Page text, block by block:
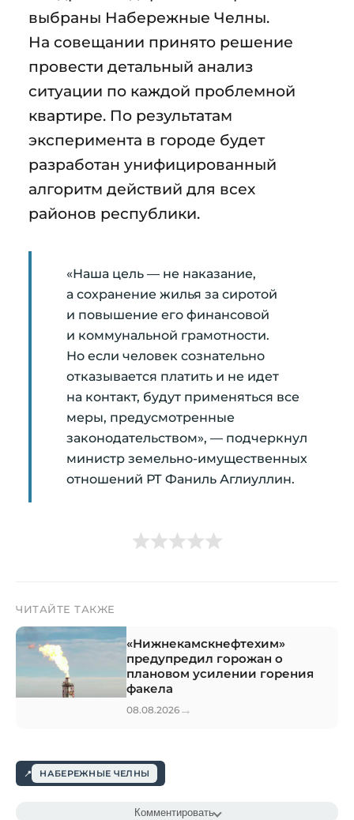
выбраны Набережные Челны.
На совещании принято решение
провести детальный анализ
ситуации по каждой проблемной
квартире. По результатам
эксперимента в городе будет
разработан унифицированный
алгоритм действий для всех
районов республики.
«Наша цель — не наказание,
а сохранение жилья за сиротой
и повышение его финансовой
и коммунальной грамотности.
Но если человек сознательно
отказывается платить и не идет
на контакт, будут применяться все
меры, предусмотренные
законодательством», — подчеркнул
министр земельно-имущественных
отношений РТ Фаниль Аглиуллин.
ЧИТАЙТЕ ТАКЖЕ
«Нижнекамскнефтехим»
предупредил горожан о
плановом усилении горения
факела
08.08.2026 →
НАБЕРЕЖНЫЕ ЧЕЛНЫ
Комментировать